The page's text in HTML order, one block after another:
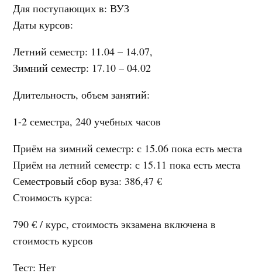
Для поступающих в:ВУЗ
Даты курсов:
Летний семестр: 11.04 – 14.07,
Зимний семестр: 17.10 – 04.02
Длительность, объем занятий:
1-2 семестра, 240 учебных часов
Приём на зимний семестр: с 15.06 пока есть места
Приём на летний семестр: с 15.11 пока есть места
Семестровый сбор вуза: 386,47 €
Стоимость курса:
790 € / курс, стоимость экзамена включена в
стоимость курсов
Тест: Нет